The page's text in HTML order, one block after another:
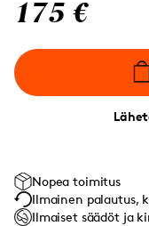
175 €
Nopea toimitus
Ilmainen palautus,
Ilmaiset säädöt ja